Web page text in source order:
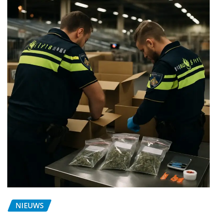
NIEUWS